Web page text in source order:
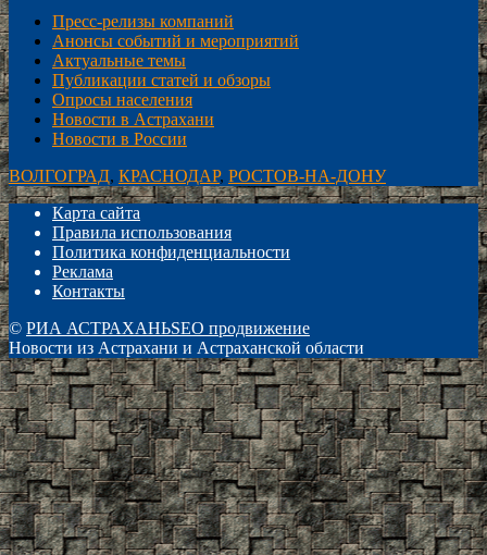
Пресс-релизы компаний
Анонсы событий и мероприятий
Актуальные темы
Публикации статей и обзоры
Опросы населения
Новости в Астрахани
Новости в России
ВОЛГОГРАД, КРАСНОДАР, РОСТОВ-НА-ДОНУ
Карта сайта
Правила использования
Политика конфиденциальности
Реклама
Контакты
© РИА АСТРАХАНЬSEO продвижение
Новости из Астрахани и Астраханской области